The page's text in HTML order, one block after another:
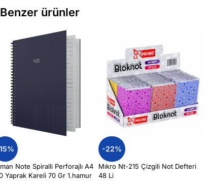
Benzer ürünler
Note Spiralli Perforajlı A4
Yaprak Kareli 70 Gr 1.hamur
-22%
Mıkro Nt-215 Çizgili Not Defteri
48 Li